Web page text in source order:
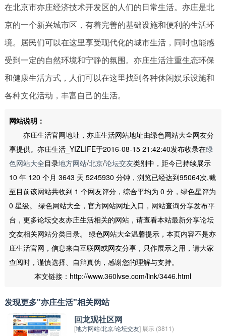
在北京市亦庄经济技术开发区的人们的日常生活。亦庄是北
京的一个新兴城市区，有着完善的基础设施和便利的生活环
境。居民们可以在这里享受现代化的城市生活，同时也能感
受到一定的自然环境和宁静的氛围。亦庄生活注重生态环保
和健康生活方式，人们可以在这里找到各种休闲娱乐设施和
各种文化活动，丰富自己的生活。
网站说明：
亦庄生活官网地址，亦庄生活网站地址由绿色网站大全网友分
享提供。亦庄生活_YIZLIFE于2016-08-15 21:42:40发布收录在绿
色网站大全目录地方网站/北京/论坛交友类别中，距今已持续展示
10 年 120 个月 3643 天 5245930 分钟，浏览已经达到95064次,截
至目前该网站共收到 1 个网友评分，综合平均为 0 分，绿色星评为
0 星级。 绿色网站大全，官方网站网址入口，网站查询分享发布平
台，更多论坛交友亦庄生活相关的网站，请查看本站最新分享论坛
交友相关网站分类目录。 绿色网站大全温馨提示，本页内容不是亦
庄生活官网，信息来自互联网或网友分享，只作展示之用，请大家
查阅时，谨慎选择、自辩真伪，感谢您的理解与支持。
本文链接：http://www.360lvse.com/link/3446.html
发现更多"亦庄生活"相关网站
回龙观社区网
[地方网站/北京/论坛交友] 展示 (3811)